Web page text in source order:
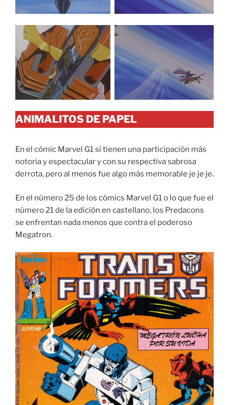
ANIMALITOS DE PAPEL
En el cómic Marvel G1 sí tienen una participación más
notoria y espectacular y con su respectiva sabrosa
derrota, pero al menos fue algo más memorable je je je.
En el número 25 de los cómics Marvel G1 o lo que fue el
número 21 de la edición en castellano, los Predacons
se enfrentan nada menos que contra el poderoso
Megatron.